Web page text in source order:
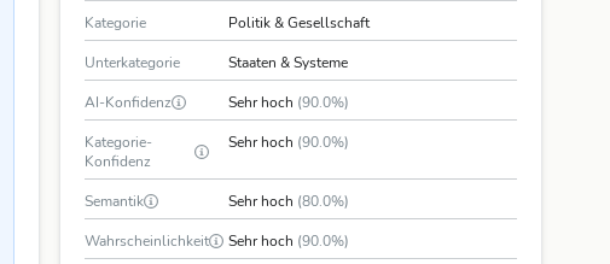
Kategorie Politik & Gesellschaft
Unterkategorie Staaten & Systeme
AI-Konfidenz Sehr hoch (90.0%)
Kategorie-
Konfidenz
Sehr hoch (90.0%)
Semantik Sehr hoch (80.0%)
Wahrscheinlichkeit Sehr hoch (90.0%)